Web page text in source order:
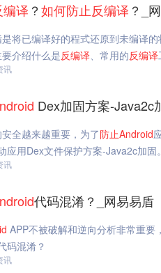
编译 ？如何防止反编译 ？_
是将已编译好的程式还原到未编译
介绍什么是反编译、常用的反编译
讯
Dex加固方案-Java2c
全越来越重要，为了防止Android
应用Dex文件保护方案-Java2c加固
讯
代码混淆？_网易易盾
APP不被破解和逆向分析非常重要
码混淆？
讯